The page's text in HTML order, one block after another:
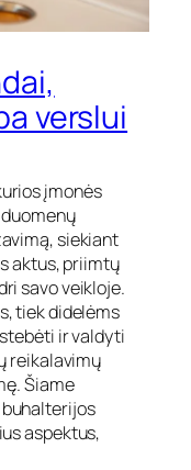
verslui
įmonės
siekiant
aktus, priimtų
savo veikloje.
tiek didelėms
ir valdyti
reikalavimų
Šiame
aspektus,